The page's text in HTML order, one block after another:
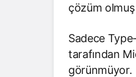
çözüm
Sadece
tarafından
görünmüyor.